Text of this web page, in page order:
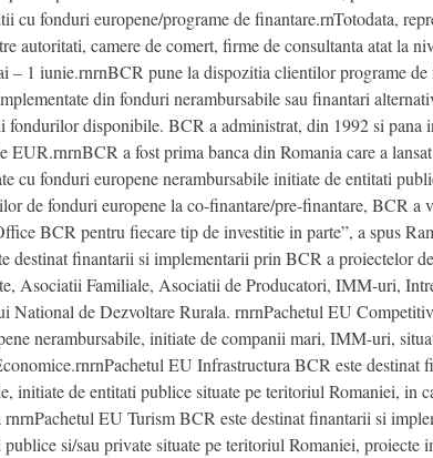
cu fonduri europene/programe de finantare.rnTotodata,
autoritati, camere de comert, firme de consultanta atat la
– 1 iunie.rnrnBCR pune la dispozitia clientilor programe
din fonduri nerambursabile sau finantari
fondurilor disponibile. BCR a administrat, din 1992 si pana
a fost prima banca din Romania care a
cu fonduri europene nerambursabile initiate de entitati
de fonduri europene la co-finantare/pre-finantare, BCR
BCR pentru fiecare tip de investitie in parte”, a spus
destinat finantarii si implementarii prin BCR a proiectelor
Asociatii Familiale, Asociatii de Producatori, IMM-uri,
National de Dezvoltare Rurala. rnrnPachetul EU
nerambursabile, initiate de companii mari, IMM-uri,
EU Infrastructura BCR este
initiate de entitati publice situate pe teritoriul Romaniei, in
EU Turism BCR este destinat finantarii si
si/sau private situate pe teritoriul Romaniei,